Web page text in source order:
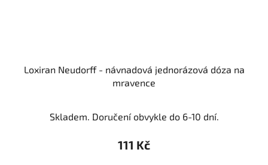
Loxiran Neudorff - návnadová jednorázová dóza na
mravence
Skladem. Doručení obvykle do 6-10 dní.
111 Kč